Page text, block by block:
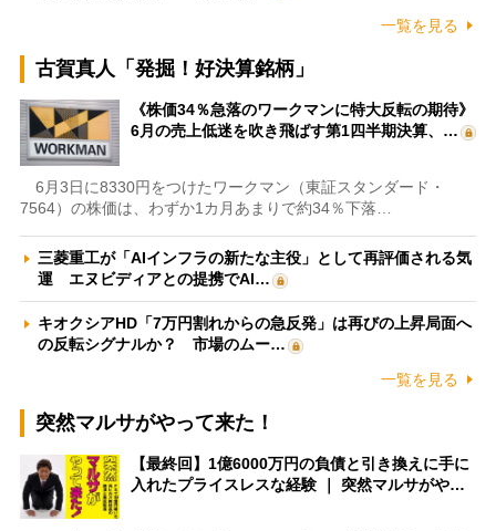
一覧を見る
古賀真人「発掘！好決算銘柄」
《株価34％急落のワークマンに特大反転の期待》
6月の売上低迷を吹き飛ばす第1四半期決算、…
6月3日に8330円をつけたワークマン（東証スタンダード・
7564）の株価は、わずか1カ月あまりで約34％下落…
三菱重工が「AIインフラの新たな主役」として再評価される気
運 エヌビディアとの提携でAI…
キオクシアHD「7万円割れからの急反発」は再びの上昇局面へ
の反転シグナルか？ 市場のムー…
一覧を見る
突然マルサがやって来た！
【最終回】1億6000万円の負債と引き換えに手に
入れたプライスレスな経験 ｜ 突然マルサがや…